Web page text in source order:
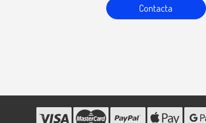
Contacta